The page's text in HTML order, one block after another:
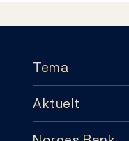
Tema
Tema
Aktuelt